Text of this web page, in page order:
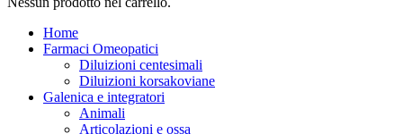
Home
Farmaci Omeopatici
Diluizioni centesimali
Diluizioni korsakoviane
Galenica e integratori
Animali
Articolazioni e ossa